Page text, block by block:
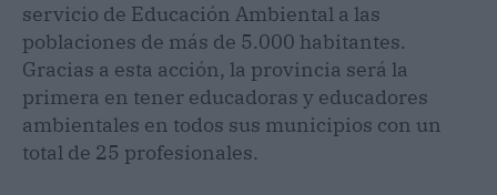
servicio de Educación Ambiental a las
poblaciones de más de 5.000 habitantes.
Gracias a esta acción, la provincia será la
primera en tener educadoras y educadores
ambientales en todos sus municipios con un
total de 25 profesionales.